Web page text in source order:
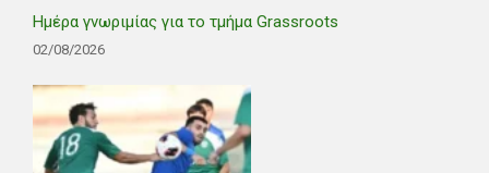
Ημέρα γνωριμίας για το τμήμα Grassroots
02/08/2026